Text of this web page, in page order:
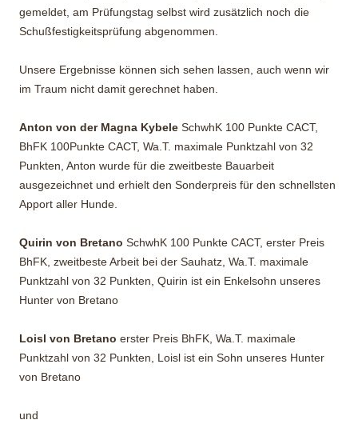
gemeldet, am Prüfungstag selbst wird zusätzlich noch die
Schußfestigkeitsprüfung abgenommen.
Unsere Ergebnisse können sich sehen lassen, auch wenn wir
im Traum nicht damit gerechnet haben.
Anton von der Magna Kybele SchwhK 100 Punkte CACT,
BhFK 100Punkte CACT, Wa.T. maximale Punktzahl von 32
Punkten, Anton wurde für die zweitbeste Bauarbeit
ausgezeichnet und erhielt den Sonderpreis für den schnellsten
Apport aller Hunde.
Quirin von Bretano SchwhK 100 Punkte CACT, erster Preis
BhFK, zweitbeste Arbeit bei der Sauhatz, Wa.T. maximale
Punktzahl von 32 Punkten, Quirin ist ein Enkelsohn unseres
Hunter von Bretano
Loisl von Bretano erster Preis BhFK, Wa.T. maximale
Punktzahl von 32 Punkten, Loisl ist ein Sohn unseres Hunter
von Bretano
und